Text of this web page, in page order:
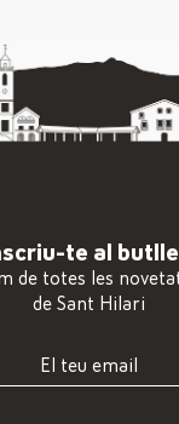
te al
de totes les
de Sant Hilari